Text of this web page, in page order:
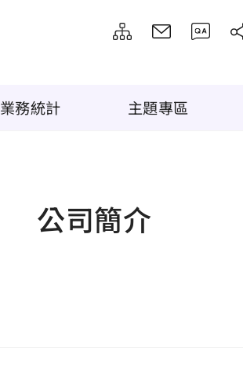
業務統計 主題專區
公司簡介